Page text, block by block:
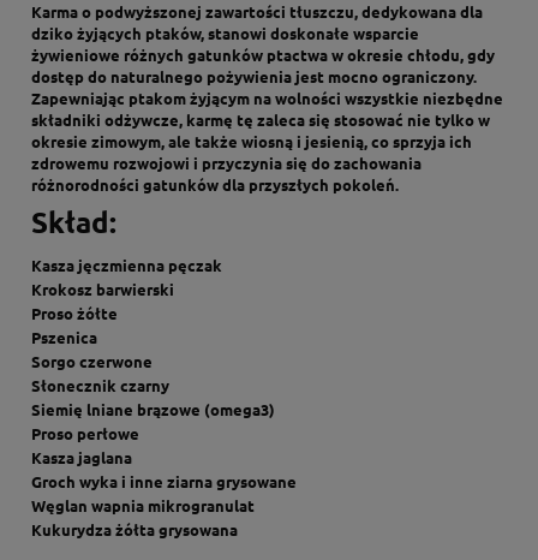
Karma o podwyższonej zawartości tłuszczu, dedykowana dla
dziko żyjących ptaków, stanowi doskonałe wsparcie
żywieniowe różnych gatunków ptactwa w okresie chłodu, gdy
dostęp do naturalnego pożywienia jest mocno ograniczony.
Zapewniając ptakom żyjącym na wolności wszystkie niezbędne
składniki odżywcze, karmę tę zaleca się stosować nie tylko w
okresie zimowym, ale także wiosną i jesienią, co sprzyja ich
zdrowemu rozwojowi i przyczynia się do zachowania
różnorodności gatunków dla przyszłych pokoleń.
Skład:
Kasza jęczmienna pęczak
Krokosz barwierski
Proso żółte
Pszenica
Sorgo czerwone
Słonecznik czarny
Siemię lniane brązowe (omega3)
Proso perłowe
Kasza jaglana
Groch wyka i inne ziarna grysowane
Węglan wapnia mikrogranulat
Kukurydza żółta grysowana